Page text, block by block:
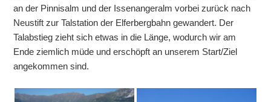
an der Pinnisalm und der Issenangeralm vorbei zurück nach
Neustift zur Talstation der Elferbergbahn gewandert. Der
Talabstieg zieht sich etwas in die Länge, wodurch wir am
Ende ziemlich müde und erschöpft an unserem Start/Ziel
angekommen sind.